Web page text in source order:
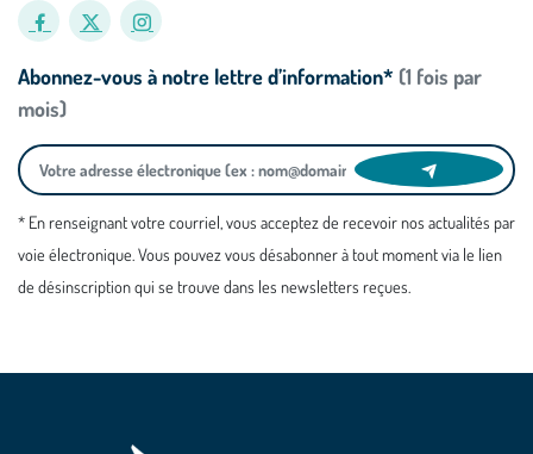
Abonnez-vous à notre lettre d’information* (1 fois par
mois)
* En renseignant votre courriel, vous acceptez de recevoir nos actualités par
voie électronique. Vous pouvez vous désabonner à tout moment via le lien
de désinscription qui se trouve dans les newsletters reçues.